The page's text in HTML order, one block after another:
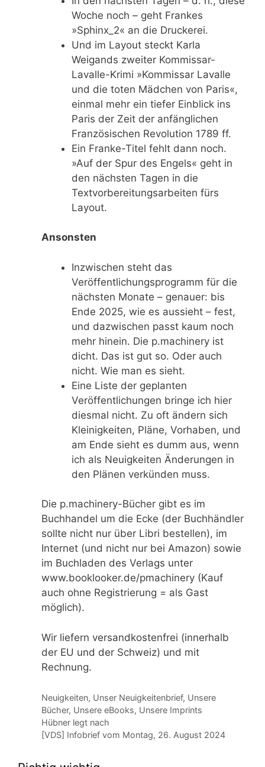
Woche noch – geht Frankes
»Sphinx_2« an die Druckerei.
Und im Layout steckt Karla
Weigands zweiter Kommissar-
Lavalle-Krimi »Kommissar Lavalle
und die toten Mädchen von Paris«,
einmal mehr ein tiefer Einblick ins
Paris der Zeit der anfänglichen
Französischen Revolution 1789 ff.
Ein Franke-Titel fehlt dann noch.
»Auf der Spur des Engels« geht in
den nächsten Tagen in die
Textvorbereitungsarbeiten fürs
Layout.
Ansonsten
Inzwischen steht das
Veröffentlichungsprogramm für die
nächsten Monate – genauer: bis
Ende 2025, wie es aussieht – fest,
und dazwischen passt kaum noch
mehr hinein. Die p.machinery ist
dicht. Das ist gut so. Oder auch
nicht. Wie man es sieht.
Eine Liste der geplanten
Veröffentlichungen bringe ich hier
diesmal nicht. Zu oft ändern sich
Kleinigkeiten, Pläne, Vorhaben, und
am Ende sieht es dumm aus, wenn
ich als Neuigkeiten Änderungen in
den Plänen verkünden muss.
Die p.machinery-Bücher gibt es im
Buchhandel um die Ecke (der Buchhändler
sollte nicht nur über Libri bestellen), im
Internet (und nicht nur bei Amazon) sowie
im Buchladen des Verlags unter
www.booklooker.de/pmachinery (Kauf
auch ohne Registrierung = als Gast
möglich).
Wir liefern versandkostenfrei (innerhalb
der EU und der Schweiz) und mit
Rechnung.
Kategorien
Neuigkeiten, Unser Neuigkeitenbrief, Unsere
Bücher, Unsere eBooks, Unsere Imprints
Hübner legt nach
[VDS] Infobrief vom Montag, 26. August 2024